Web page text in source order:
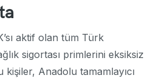
aktif olan tüm Türk
sigortası primlerini eksiksiz
Anadolu tamamlayıcı